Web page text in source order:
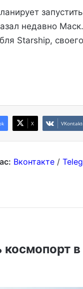
недавно
Starship,
X
Вконтакте/